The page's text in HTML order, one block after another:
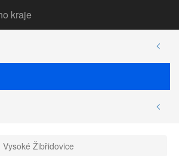
kraje
Vysoké Žibřidovice